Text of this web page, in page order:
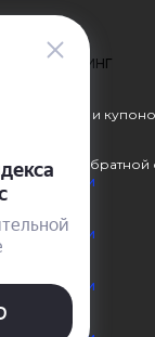
ПРОЦЕССИНГ
наших акций и
форму обратной
информации
информации
информации